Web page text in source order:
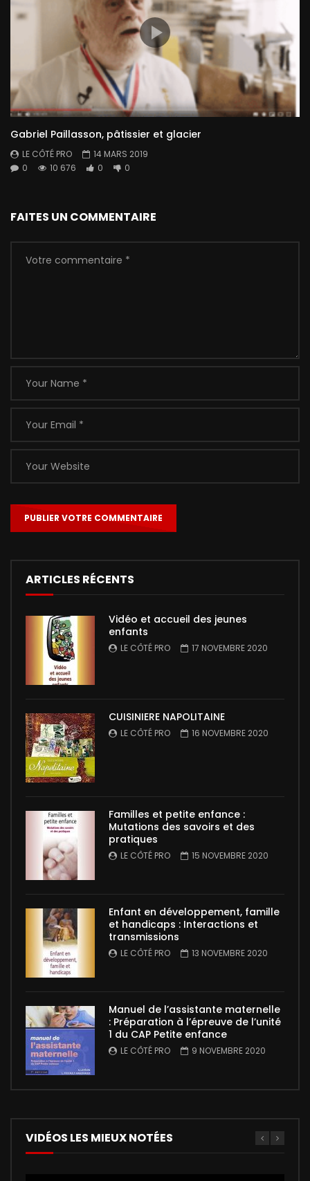
Gabriel Paillasson, pâtissier et glacier
LE CÔTÉ PRO
14 MARS 2019
0
10 676 0 0
FAITES UN COMMENTAIRE
ARTICLES RÉCENTS
Vidéo et accueil des jeunes
enfants
LE CÔTÉ PRO 17 NOVEMBRE 2020
CUISINIERE NAPOLITAINE
LE CÔTÉ PRO 16 NOVEMBRE 2020
Familles et petite enfance :
Mutations des savoirs et des
pratiques
LE CÔTÉ PRO 15 NOVEMBRE 2020
Enfant en développement, famille
et handicaps : Interactions et
transmissions
LE CÔTÉ PRO 13 NOVEMBRE 2020
Manuel de l’assistante maternelle
: Préparation à l’épreuve de l’unité
1 du CAP Petite enfance
LE CÔTÉ PRO 9 NOVEMBRE 2020
VIDÉOS LES MIEUX NOTÉES